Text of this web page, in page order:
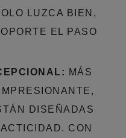
LUZCA BIEN,
EL PASO
MÁS
DISEÑADAS
CON